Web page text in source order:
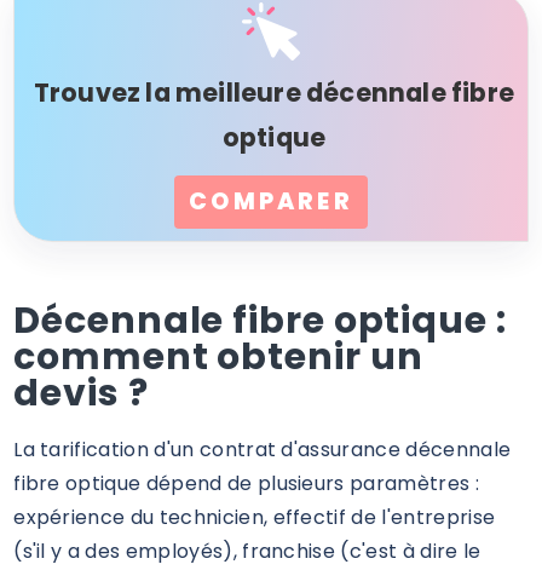
Trouvez la meilleure décennale fibre
optique
COMPARER
Décennale fibre optique :
comment obtenir un
devis ?
La tarification d'un contrat d'assurance décennale
fibre optique dépend de plusieurs paramètres :
expérience du technicien, effectif de l'entreprise
(s'il y a des employés), franchise (c'est à dire le